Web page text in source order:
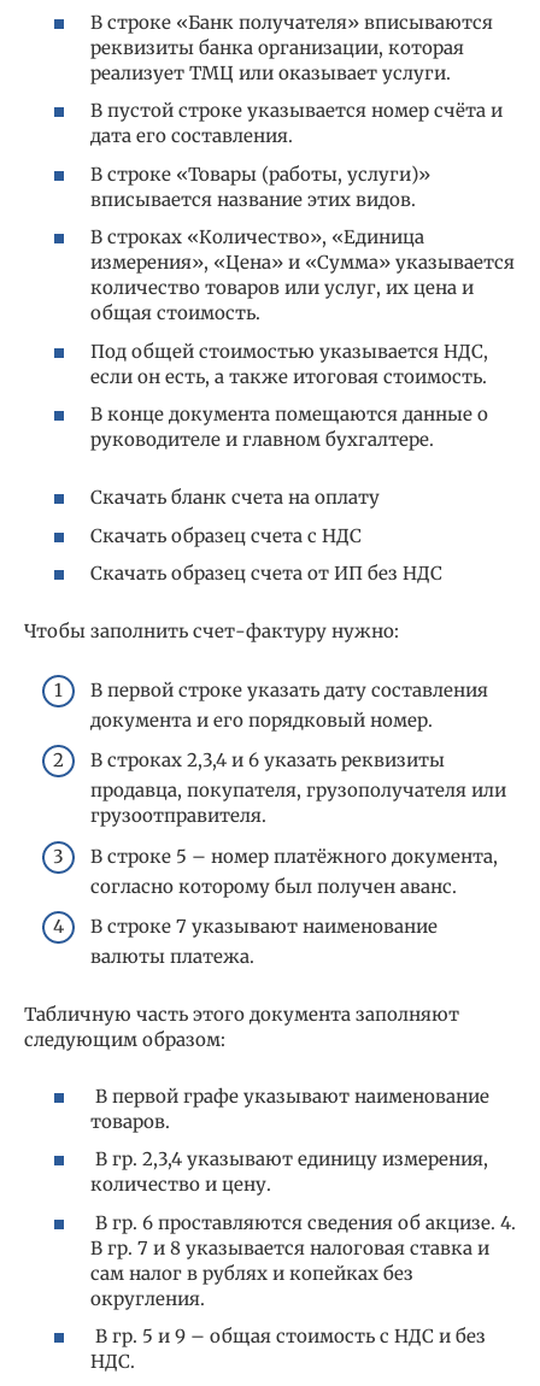
В строке «Банк получателя» вписываются
реквизиты банка организации, которая
реализует ТМЦ или оказывает услуги.
В пустой строке указывается номер счёта и
дата его составления.
В строке «Товары (работы, услуги)»
вписывается название этих видов.
В строках «Количество», «Единица
измерения», «Цена» и «Сумма» указывается
количество товаров или услуг, их цена и
общая стоимость.
Под общей стоимостью указывается НДС,
если он есть, а также итоговая стоимость.
В конце документа помещаются данные о
руководителе и главном бухгалтере.
Скачать бланк счета на оплату
Скачать образец счета с НДС
Скачать образец счета от ИП без НДС
Чтобы заполнить счет-фактуру нужно:
В первой строке указать дату составления
документа и его порядковый номер.
В строках 2,3,4 и 6 указать реквизиты
продавца, покупателя, грузополучателя или
грузоотправителя.
В строке 5 – номер платёжного документа,
согласно которому был получен аванс.
В строке 7 указывают наименование
валюты платежа.
Табличную часть этого документа заполняют
следующим образом:
В первой графе указывают наименование
товаров.
В гр. 2,3,4 указывают единицу измерения,
количество и цену.
В гр. 6 проставляются сведения об акцизе. 4.
В гр. 7 и 8 указывается налоговая ставка и
сам налог в рублях и копейках без
округления.
В гр. 5 и 9 – общая стоимость с НДС и без
НДС.